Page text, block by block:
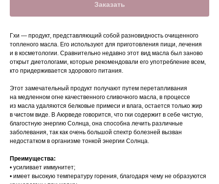
Заказать
Гхи — продукт, представляющий собой разновидность очищенного
топленого масла. Его используют для приготовления пищи, лечения
и в косметологии. Сравнительно недавно этот вид масла был заново
открыт диетологами, которые рекомендовали его употребление всем,
кто придерживается здорового питания.
Этот замечательный продукт получают путем перетапливания
на медленном огне качественного сливочного масла, в процессе
из масла удаляются белковые примеси и влага, остается только жир
в чистом виде. В Аюрведе говорится, что гхи содержит в себе чистую,
благостную энергию Солнца, она способна лечить различные
заболевания, так как очень большой спектр болезней вызван
недостатком в организме тонкой энергии Солнца.
Преимущества:
• усиливает иммунитет;
• имеет высокую температуру горения, благодаря чему не образуются